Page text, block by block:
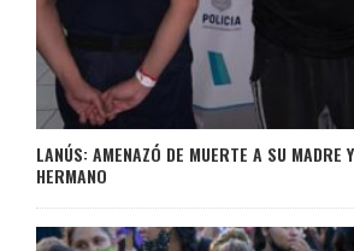
LANÚS: AMENAZÓ DE MUERTE A SU MADRE
HERMANO